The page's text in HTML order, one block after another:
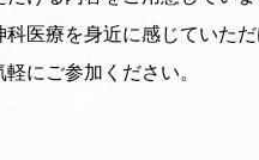
医療を身近に感じていただ
にご参加ください。